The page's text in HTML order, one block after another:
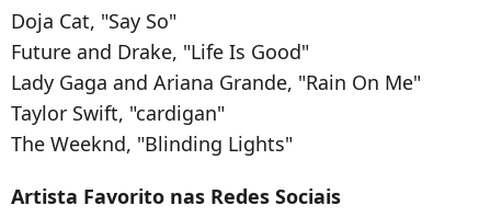
Doja Cat, "Say So"
Future and Drake, "Life Is Good"
Lady Gaga and Ariana Grande, "Rain On Me"
Taylor Swift, "cardigan"
The Weeknd, "Blinding Lights"
Artista Favorito nas Redes Sociais